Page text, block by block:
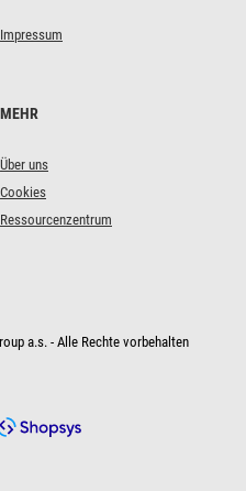
Impressum
MEHR
Über uns
Cookies
Ressourcenzentrum
a.s. - Alle Rechte vorbehalten